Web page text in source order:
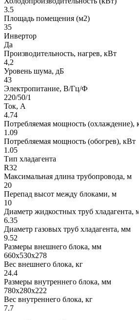
3.5
Площадь помещения (м2)
35
Инвертор
Да
Производительность, нагрев, кВт
4,2
Уровень шума, дБ
43
Электропитание, В/Гц/Ф
220/50/1
Ток, А
4.74
Потребляемая мощность (охлаждение),
1.09
Потребляемая мощность (обогрев), кВт
1.05
Тип хладагента
R32
Максимальная длина трубопровода, м
20
Перепад высот между блоками, м
10
Диаметр жидкостных труб хладагента,
6.35
Диаметр газовых труб хладагента, мм
9.52
Размеры внешнего блока, мм
660x530x278
Вес внешнего блока, кг
24.4
Размеры внутреннего блока, мм
780x280x222
Вес внутреннего блока, кг
7.7